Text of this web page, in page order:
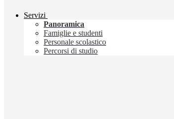
Servizi
Panoramica
Famiglie e studenti
Personale scolastico
Percorsi di studio